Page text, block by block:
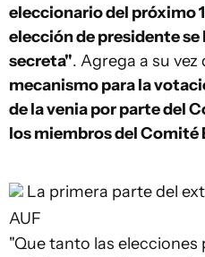
eleccionario del próximo
elección de presidente
secreta". Agrega a su vez
mecanismo para la
de la venia por parte del
los miembros del Comité
La primera parte del
AUF
"Que tanto las elecciones